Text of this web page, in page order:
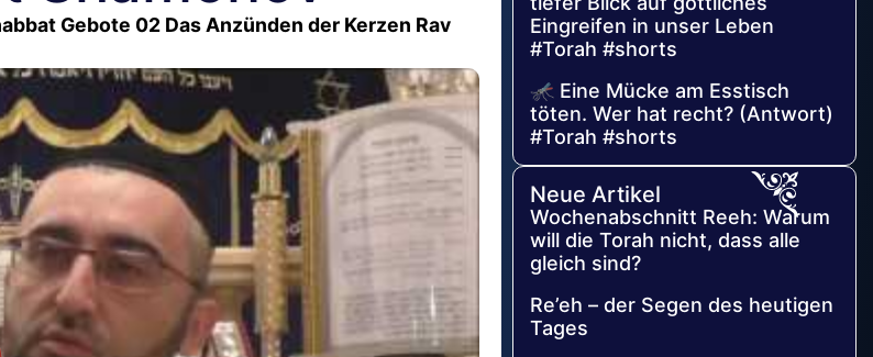
Gebote 02 Das Anzünden der Kerzen Rav
Eingreifen in unser Leben
#Torah #shorts
🦟 Eine Mücke am Esstisch
töten. Wer hat recht? (Antwort)
#Torah #shorts
Neue Artikel
Wochenabschnitt Reeh: Warum
will die Torah nicht, dass alle
gleich sind?
Re’eh – der Segen des heutigen
Tages